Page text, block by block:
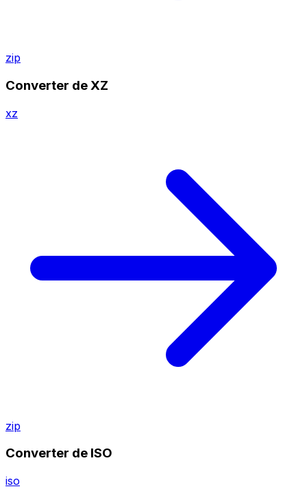
zip
Converter de XZ
xz
zip
Converter de ISO
iso